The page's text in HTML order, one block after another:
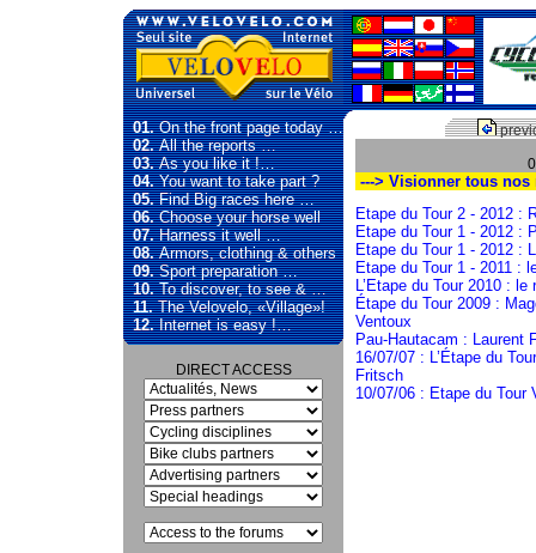
01.On the front page today …
02.All the reports …
03.As you like it !…
04.You want to take part ?
05.Find Big races here …
06.Choose your horse well
07.Harness it well …
08.Armors, clothing & others
09.Sport preparation …
10.To discover, to see & …
11.The Velovelo, «Village»!
12.Internet is easy !…
DIRECT ACCESS
---> Visionner tous nos
Etape du Tour 2 - 2012 :
Etape du Tour 1 - 2012 :
Etape du Tour 1 - 2012 :
Etape du Tour 1 - 2011 :
L’Etape du Tour 2010 :
Étape du Tour 2009 :
Ventoux
Pau-Hautacam : Laurent
16/07/07 : L’Étape du
Fritsch
10/07/06 : Etape du Tour